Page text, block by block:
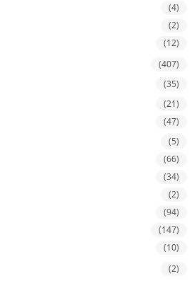
(4)
(2)
(12)
(407)
(35)
(21)
(47)
(5)
(66)
(34)
(2)
(94)
(147)
(10)
(2)